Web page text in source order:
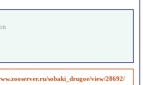
sobaki_drugoe/view/28692/